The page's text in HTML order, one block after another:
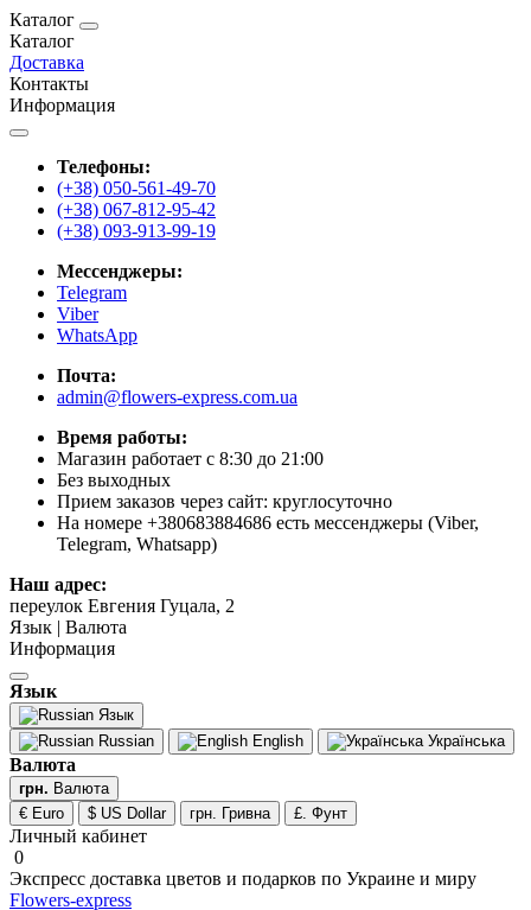
Каталог
Каталог
Доставка
Контакты
Информация
Телефоны:
(+38) 050-561-49-70
(+38) 067-812-95-42
(+38) 093-913-99-19
Мессенджеры:
Telegram
Viber
WhatsApp
Почта:
admin@flowers-express.com.ua
Время работы:
Магазин работает с 8:30 до 21:00
Без выходных
Прием заказов через сайт: круглосуточно
На номере +380683884686 есть мессенджеры (Viber,
Telegram, Whatsapp)
Наш адрес:
переулок Евгения Гуцала, 2
Язык | Валюта
Информация
Язык
Язык
Russian
English Українська
Валюта
грн. Валюта
€ Euro
$ US Dollar грн. Гривна £. Фунт
Личный кабинет
0
Экспресс доставка цветов и подарков по Украине и миру
Flowers-express